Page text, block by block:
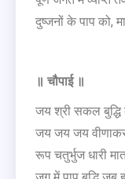
दुष्जनों के पाप को,
॥ चौपाई ॥
जय श्री सकल बुद्धि
जय जय जय
रूप चतुर्भुज धारी